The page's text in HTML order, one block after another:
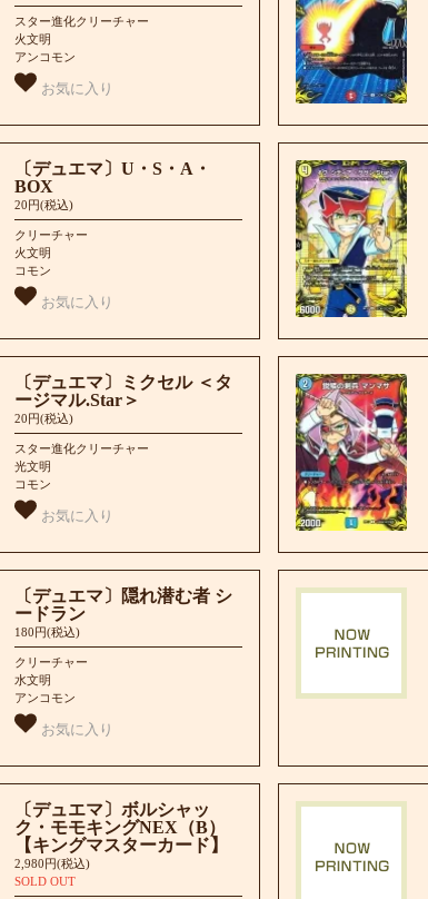
スター進化クリーチャー
火文明
アンコモン
お気に入り
〔デュエマ〕U・S・A・
BOX
20円(税込)
クリーチャー
火文明
コモン
お気に入り
〔デュエマ〕ミクセル ＜タ
ージマル.Star＞
20円(税込)
スター進化クリーチャー
光文明
コモン
お気に入り
〔デュエマ〕隠れ潜む者 シ
ードラン
180円(税込)
クリーチャー
水文明
アンコモン
お気に入り
〔デュエマ〕ボルシャッ
ク・モモキングNEX（B）
【キングマスターカード】
2,980円(税込)
SOLD OUT